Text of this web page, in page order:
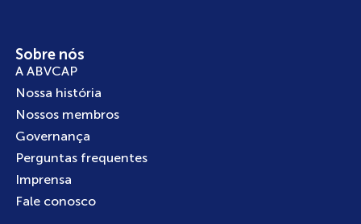
Sobre nós
A ABVCAP
Nossa história
Nossos membros
Governança
Perguntas frequentes
Imprensa
Fale conosco